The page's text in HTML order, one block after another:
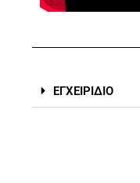
ΕΓΧΕΙΡΙΔΙΟ